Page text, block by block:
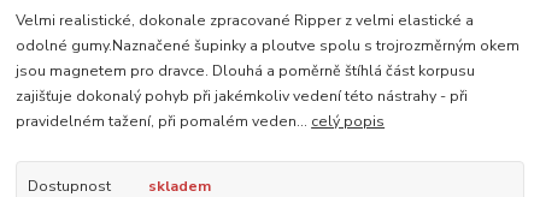
Velmi realistické, dokonale zpracované Ripper z velmi elastické a
odolné gumy.Naznačené šupinky a ploutve spolu s trojrozměrným okem
jsou magnetem pro dravce. Dlouhá a poměrně štíhlá část korpusu
zajišťuje dokonalý pohyb při jakémkoliv vedení této nástrahy - při
pravidelném tažení, při pomalém veden... celý popis
Dostupnost skladem